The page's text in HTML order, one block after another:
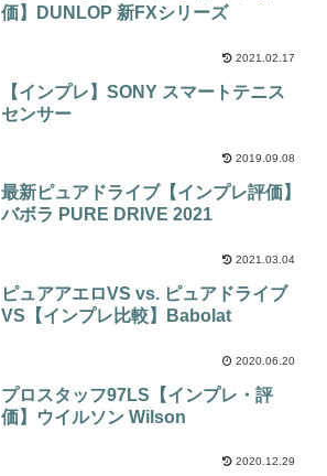
価】DUNLOP 新FXシリーズ
2021.02.17
【インプレ】SONY スマートテニス
センサー
2019.09.08
最新ピュアドライブ【インプレ評価】
バボラ PURE DRIVE 2021
2021.03.04
ピュアアエロVS vs. ピュアドライブ
VS【インプレ比較】Babolat
2020.06.20
プロスタッフ97LS【インプレ・評
価】ウイルソン Wilson
2020.12.29